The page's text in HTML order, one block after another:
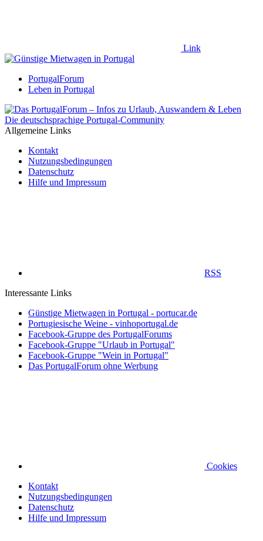
Link
PortugalForum
Leben in Portugal
Die deutschsprachige Portugal-Community
Allgemeine Links
Kontakt
Nutzungsbedingungen
Datenschutz
Hilfe und Impressum
RSS
Interessante Links
Günstige Mietwagen in Portugal - portucar.de
Portugiesische Weine - vinhoportugal.de
Facebook-Gruppe des PortugalForums
Facebook-Gruppe "Urlaub in Portugal"
Facebook-Gruppe "Wein in Portugal"
Das PortugalForum ohne Werbung
Cookies
Kontakt
Nutzungsbedingungen
Datenschutz
Hilfe und Impressum